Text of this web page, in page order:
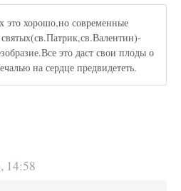
это хорошо,но современные
это даст свои плоды о
на сердце предвидететь.
14:58